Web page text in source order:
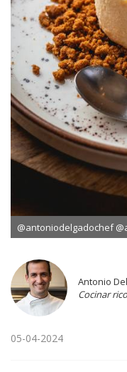
@antoniodelgadochef
Antonio
Cocinar
05-04-2024